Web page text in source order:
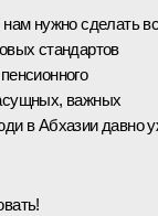
нужно сделать
стандартов
важных
в Абхазии давно